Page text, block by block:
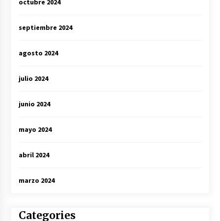
octubre 2024
septiembre 2024
agosto 2024
julio 2024
junio 2024
mayo 2024
abril 2024
marzo 2024
Categories